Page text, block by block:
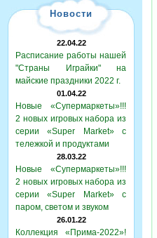
Новости
22.04.22
Расписание работы нашей
"Страны Играйки" на
майские праздники 2022 г.
01.04.22
Новые «Супермаркеты»!!!
2 новых игровых набора из
серии «Super Market» с
тележкой и продуктами
28.03.22
Новые «Супермаркеты»!!!
2 новых игровых набора из
серии «Super Market» с
паром, светом и звуком
26.01.22
Коллекция «Прима-2022»!